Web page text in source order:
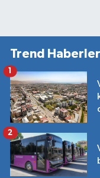
Trend Haberler
1
2